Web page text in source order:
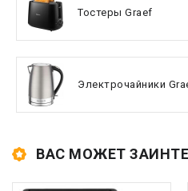
Тостеры Graef
Электрочайники
ВАС МОЖЕТ